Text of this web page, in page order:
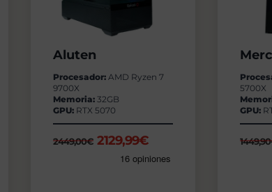
Aluten
Procesador:AMD Ryzen 7
9700X
Memoria:32GB
GPU: RTX 5070
2449,00€ El
precio
2129,99€El
precio
5700X
GPU:
1449,90